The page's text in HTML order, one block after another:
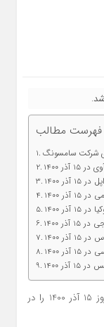
فهرست مطالب
شرکت سامسونگ
1400
1400
1400
1400
1400
1400
1400
1400
در امروز 15 آذر 1400 را در